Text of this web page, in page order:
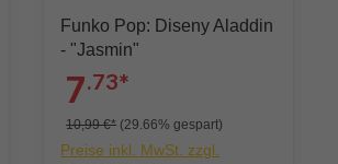
Funko Pop: Diseny Aladdin
- "Jasmin"
7.73*
10,99 €* (29.66% gespart)
Preise inkl. MwSt. zzgl.